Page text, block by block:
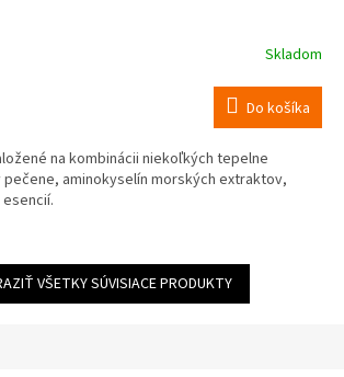
Skladom
Do košíka
na kombinácii niekoľkých tepelne
aminokyselín morských extraktov,
VŠETKY SÚVISIACE PRODUKTY